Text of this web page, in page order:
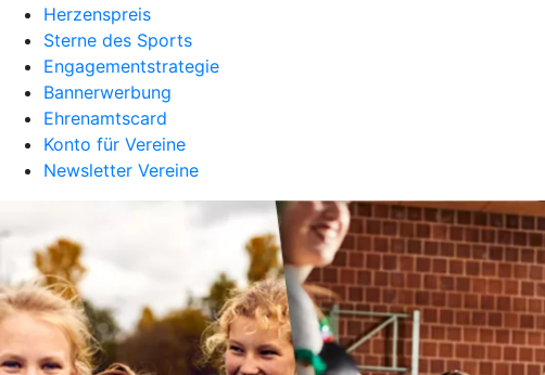
Herzenspreis
Sterne des Sports
Engagementstrategie
Bannerwerbung
Ehrenamtscard
Konto für Vereine
Newsletter Vereine